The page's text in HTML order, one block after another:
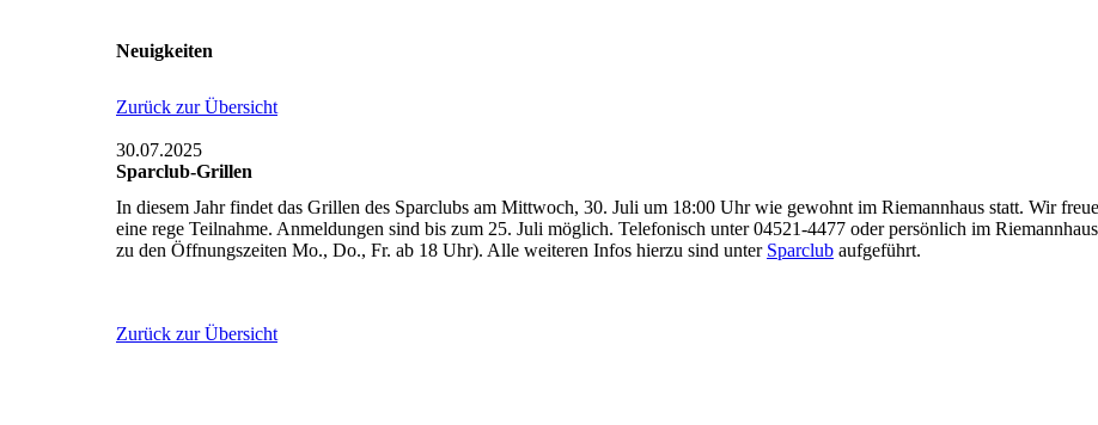
Neuigkeiten
Zurück zur Übersicht
30.07.2025
Sparclub-Grillen
In diesem Jahr findet das Grillen des Sparclubs am Mittwoch, 30. Juli um 18:00 Uhr wie gewohnt im Riemannhaus statt. Wir
eine rege Teilnahme. Anmeldungen sind bis zum 25. Juli möglich. Telefonisch unter 04521-4477 oder persönlich im
zu den Öffnungszeiten Mo., Do., Fr. ab 18 Uhr). Alle weiteren Infos hierzu sind unter Sparclub aufgeführt.
Zurück zur Übersicht